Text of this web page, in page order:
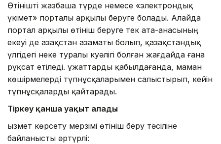
Өтінішті жазбаша түрде немесе «электрондық
үкімет» порталы арқылы беруге болады. Алайда
портал арқылы өтініш беруге тек ата-анасының
екеуі де Қазақстан азаматы болып, қазақстандық
үлгідегі неке туралы куәлігі болған жағдайда ғана
рұқсат етіледі. Құжаттарды қабылдағанда, маман
көшірмелерді түпнұсқаларымен салыстырып, кейін
түпнұсқаларды қайтарады.
Тіркеу қанша уақыт алады
Қызмет көрсету мерзімі өтініш беру тәсіліне
байланысты әртүрлі: